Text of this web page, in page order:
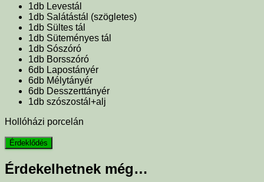
1db Levestál
1db Salátástál (szögletes)
1db Sültes tál
1db Süteményes tál
1db Sószóró
1db Borsszóró
6db Lapostányér
6db Mélytányér
6db Desszerttányér
1db szószostál+alj
Hollóházi porcelán
Érdekelhetnek még…